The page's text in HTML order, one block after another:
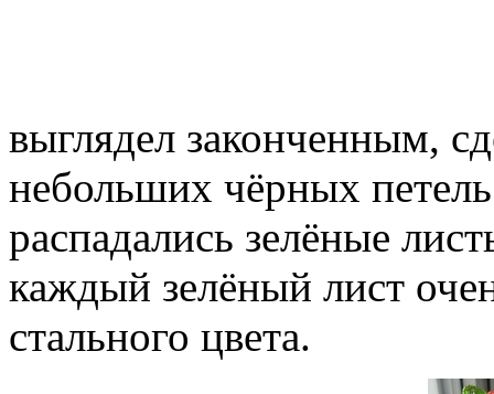
выглядел законченным,
небольших чёрных
распадались зелёные
каждый зелёный лист
стального цвета.